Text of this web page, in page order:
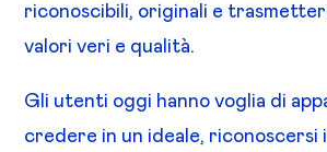
riconoscibili, originali e
valori veri e qualità.
Gli utenti oggi hanno voglia di
credere in un ideale, riconoscersi